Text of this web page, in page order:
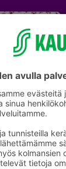
Sesonkijuhlat